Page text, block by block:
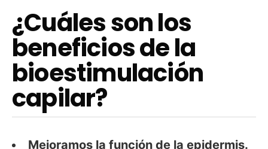
¿Cuáles son los
beneficios de la
bioestimulación
capilar?
Mejoramos la función de la epidermis.